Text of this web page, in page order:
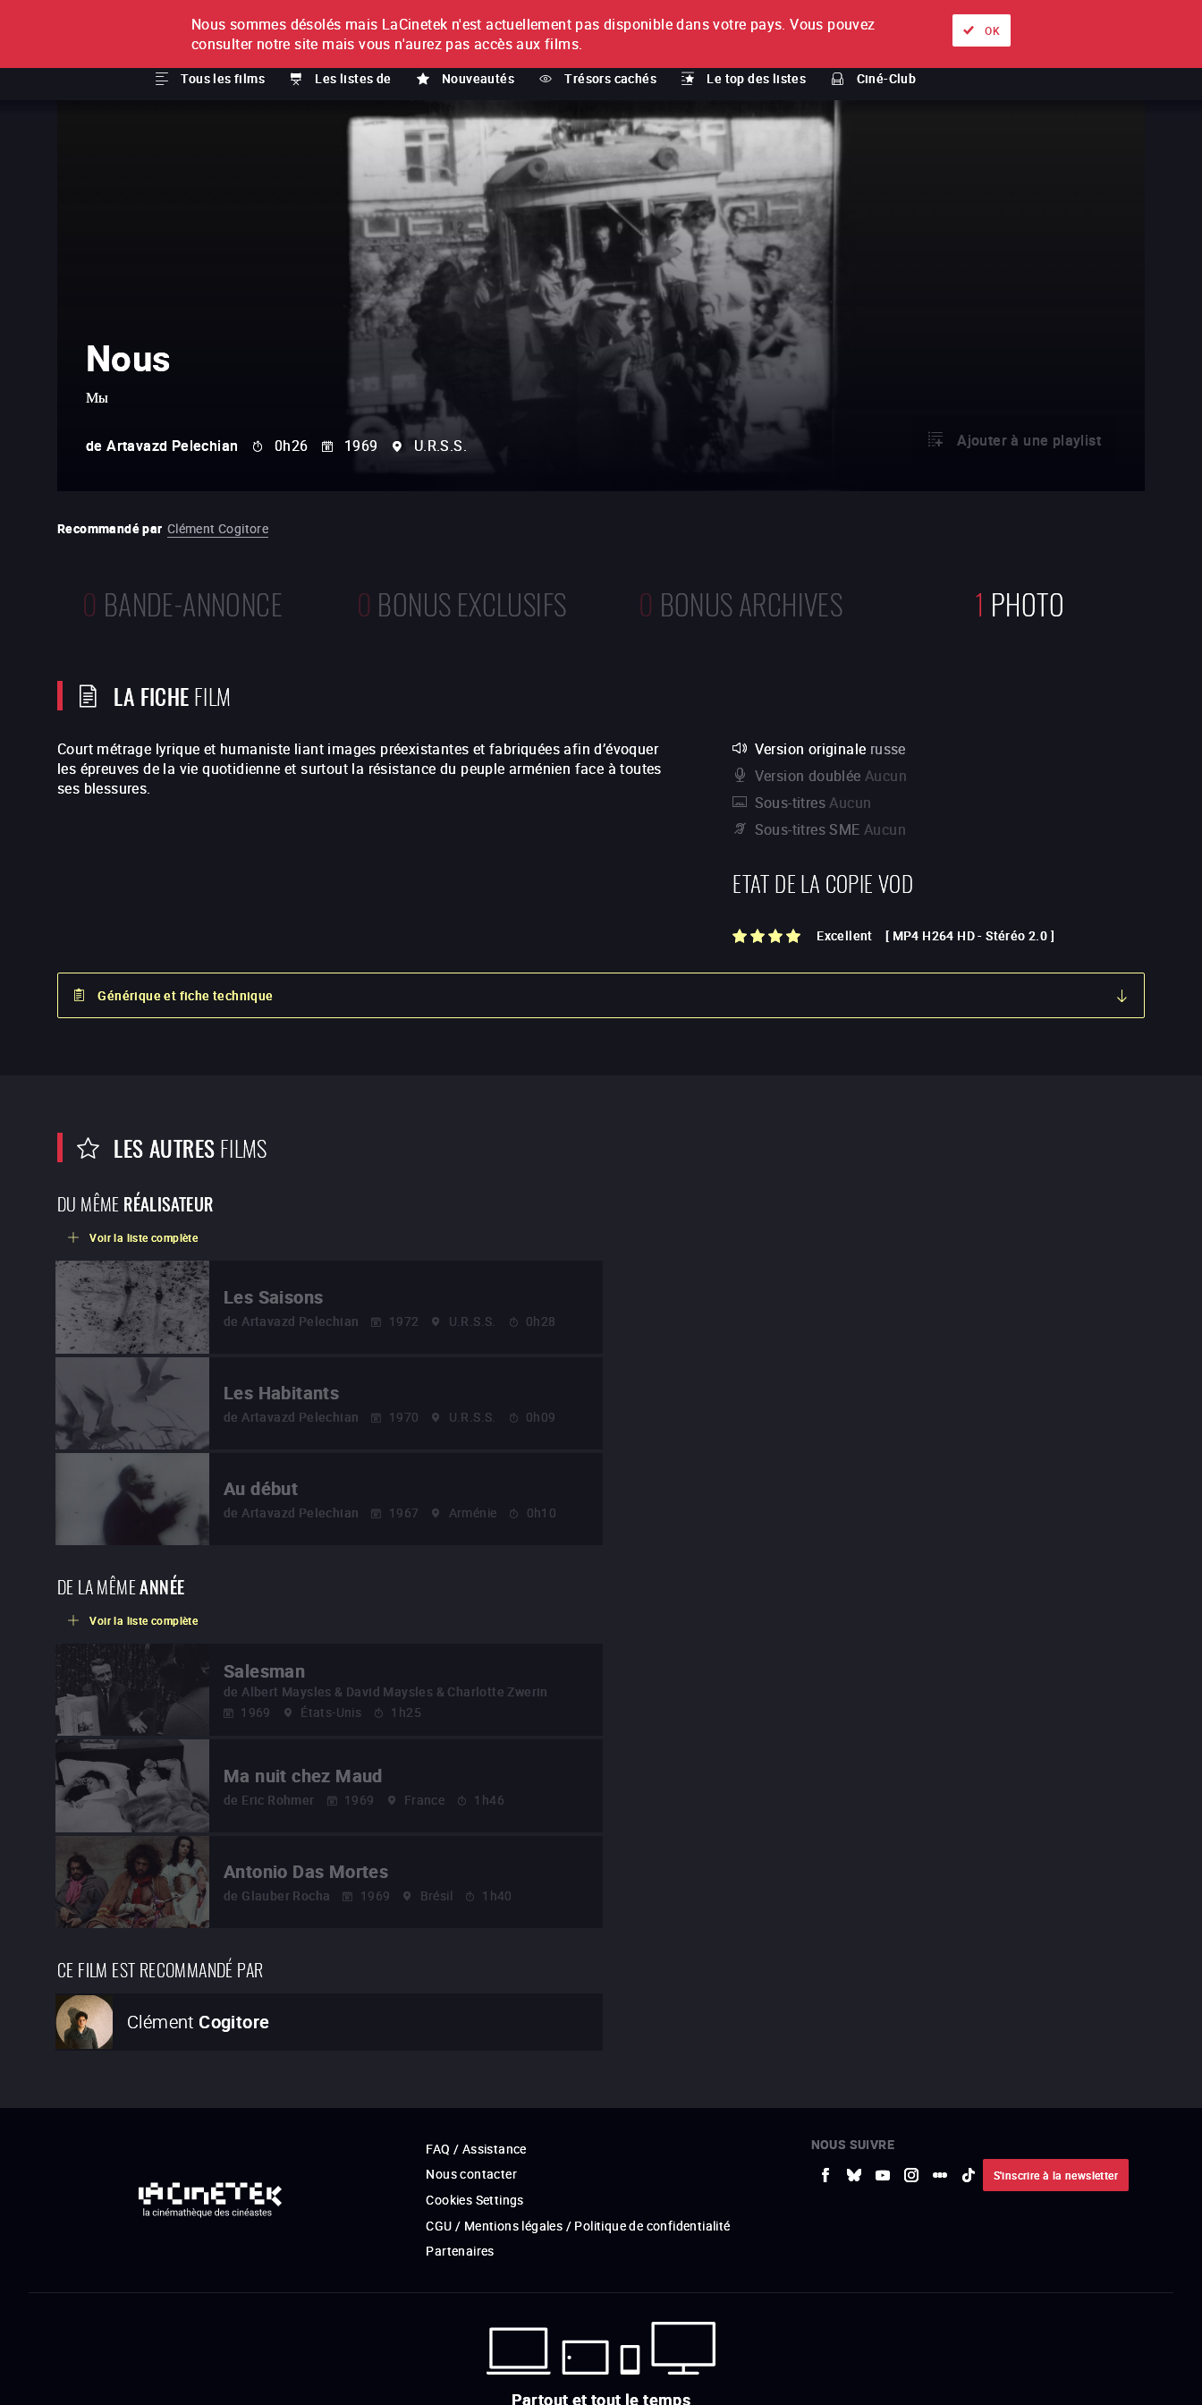
À L'UNITÉ
Tous les films Les listes de Nouveautés Trésors cachés Le top des listes Ciné-Club
ABONNEMENT À propos Nos offres
Nous
Мы
de Artavazd Pelechian 0h26 1969 U.R.S.S. Ajouter à une playlist
Recommandé par Clément Cogitore
0 BANDE-ANNONCE 0 BONUS EXCLUSIFS 0 BONUS ARCHIVES 1 PHOTO
LA FICHEFILM
Court métrage lyrique et humaniste liant images préexistantes et fabriquées afin d’évoquer
les épreuves de la vie quotidienne et surtout la résistance du peuple arménien face à toutes
ses blessures.
Version originale russe
Version doublée Aucun
Sous-titres Aucun
Sous-titres SME Aucun
ETAT DE LA COPIE VOD
Excellent [ MP4 H264 HD-Stéréo 2.0 ]
Générique et fiche technique
LES AUTRESFILMS
DU MÊMERÉALISATEUR
Voir la liste complète
Les Saisons
de Artavazd Pelechian 1972 U.R.S.S. 0h28
Les Habitants
de Artavazd Pelechian 1970 U.R.S.S. 0h09
Au début
de Artavazd Pelechian 1967 Arménie 0h10
DE LA MÊMEANNÉE
Voir la liste complète
Salesman
de Albert Maysles & David Maysles & Charlotte Zwerin
1969
États-Unis 1h25
Ma nuit chez Maud
de Eric Rohmer 1969 France 1h46
Antonio Das Mortes
de Glauber Rocha 1969 Brésil 1h40
CE FILM EST RECOMMANDÉ PAR
Clément Cogitore
FAQ / Assistance
Nous contacter
Cookies Settings
CGU / Mentions légales / Politique de confidentialité
Partenaires
NOUS SUIVRE
S'inscrire à la newsletter
Partout et tout le temps
Nous sommes désolés mais LaCinetek n'est actuellement pas disponible dans votre pays. Vous pouvez
consulter notre site mais vous n'aurez pas accès aux films.
OK